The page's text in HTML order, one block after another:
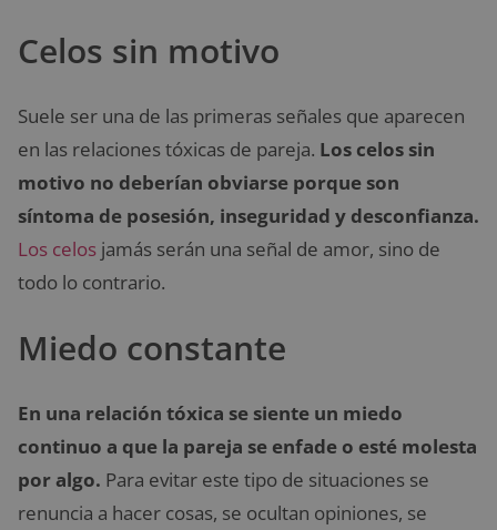
Celos sin motivo
Suele ser una de las primeras señales que aparecen
en las relaciones tóxicas de pareja. Los celos sin
motivo no deberían obviarse porque son
síntoma de posesión, inseguridad y desconfianza.
Los celos jamás serán una señal de amor, sino de
todo lo contrario.
Miedo constante
En una relación tóxica se siente un miedo
continuo a que la pareja se enfade o esté molesta
por algo. Para evitar este tipo de situaciones se
renuncia a hacer cosas, se ocultan opiniones, se